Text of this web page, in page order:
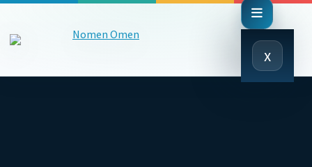
x
Close
Menu